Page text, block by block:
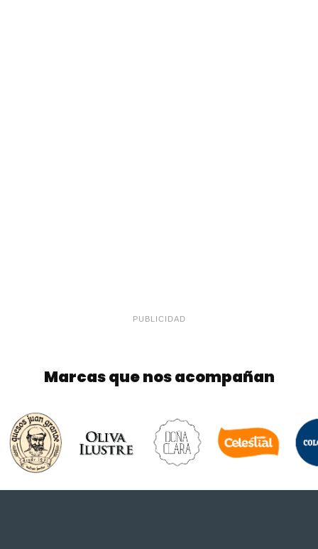
PUBLICIDAD
Marcas que nos acompañan